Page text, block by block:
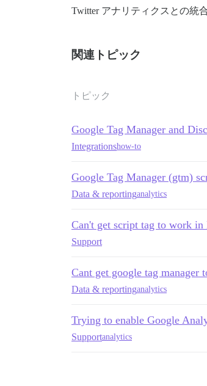
Twitter アナリティクスとの統
関連トピック
トピック
Google Tag Manager and
Integrationshow-to
Google Tag Manager (gtm)
Data & reportinganalytics
Can't get script tag to work
Support
Cant get google tag manager
Data & reportinganalytics
Trying to enable Google
Supportanalytics